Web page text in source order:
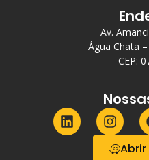
Av.
Água Chata
CEP:
Abrir